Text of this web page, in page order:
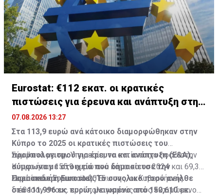
Eurostat: €112 εκατ. οι κρατικές
πιστώσεις για έρευνα και ανάπτυξη στην
Κύπρο
07.08.2026 13:27
Στα 113,9 ευρώ ανά κάτοικο διαμορφώθηκαν στην
Κύπρο το 2025 οι κρατικές πιστώσεις του
προϋπολογισμού για έρευνα και ανάπτυξη (Ε&Α),
σύμφωνα με στοιχεία που δημοσίευσε την
Παρασκευή η Eurostat. Το συνολικό ποσό ανήλθε
στα 111,996 εκ. ευρώ, μειωμένο από 150,610 εκ.
Σύμφωνα με την Υπηρεσία, το αντίστοιχο ποσό στην
Κύπρο ήταν 155,9 ευρώ ανά κάτοικο το 2024 και 69,3
ευρώ ανά κάτοικο το 2015.
Σε επίπεδο Ευρωπαϊκής Ένωσης, οι Κυβερνήσεις
διέθεσαν στους προϋπολογισμούς τους εκτιμώμενο